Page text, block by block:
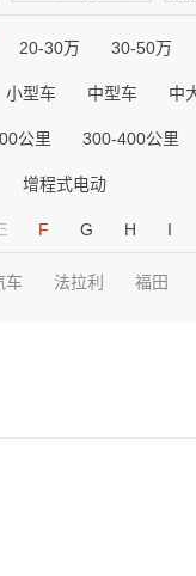
20-30万 30-50万
小型车 中型车 中
公里 300-400公里
增程式电动
F G H I
车 法拉利 福田